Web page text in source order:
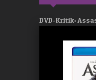
DVD-Kritik: